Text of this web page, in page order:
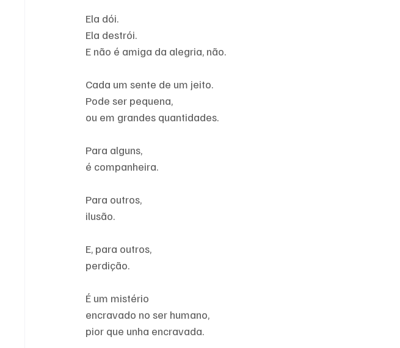
Ela dói.
Ela destrói.
E não é amiga da alegria, não.
Cada um sente de um jeito.
Pode ser pequena,
ou em grandes quantidades.
Para alguns,
é companheira.
Para outros,
ilusão.
E, para outros,
perdição.
É um mistério
encravado no ser humano,
pior que unha encravada.